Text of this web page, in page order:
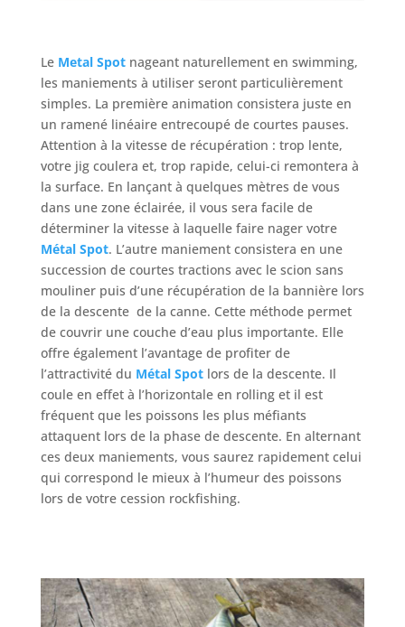
Le Metal Spot nageant naturellement en swimming,
les maniements à utiliser seront particulièrement
simples. La première animation consistera juste en
un ramené linéaire entrecoupé de courtes pauses.
Attention à la vitesse de récupération : trop lente,
votre jig coulera et, trop rapide, celui-ci remontera à
la surface. En lançant à quelques mètres de vous
dans une zone éclairée, il vous sera facile de
déterminer la vitesse à laquelle faire nager votre
Métal Spot. L’autre maniement consistera en une
succession de courtes tractions avec le scion sans
mouliner puis d’une récupération de la bannière lors
de la descente de la canne. Cette méthode permet
de couvrir une couche d’eau plus importante. Elle
offre également l’avantage de profiter de
l’attractivité du Métal Spot lors de la descente. Il
coule en effet à l’horizontale en rolling et il est
fréquent que les poissons les plus méfiants
attaquent lors de la phase de descente. En alternant
ces deux maniements, vous saurez rapidement celui
qui correspond le mieux à l’humeur des poissons
lors de votre cession rockfishing.